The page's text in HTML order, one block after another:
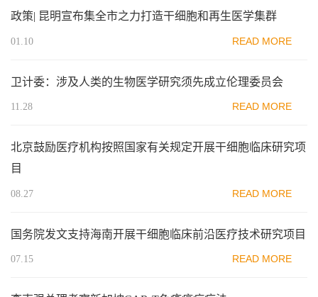
政策| 昆明宣布集全市之力打造干细胞和再生医学集群
01.10 READ MORE
卫计委：涉及人类的生物医学研究须先成立伦理委员会
11.28 READ MORE
北京鼓励医疗机构按照国家有关规定开展干细胞临床研究项
目
08.27 READ MORE
国务院发文支持海南开展干细胞临床前沿医疗技术研究项目
07.15 READ MORE